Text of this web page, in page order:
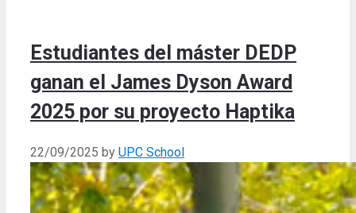
Estudiantes del máster DEDP
ganan el James Dyson Award
2025 por su proyecto Haptika
22/09/2025 by UPC School